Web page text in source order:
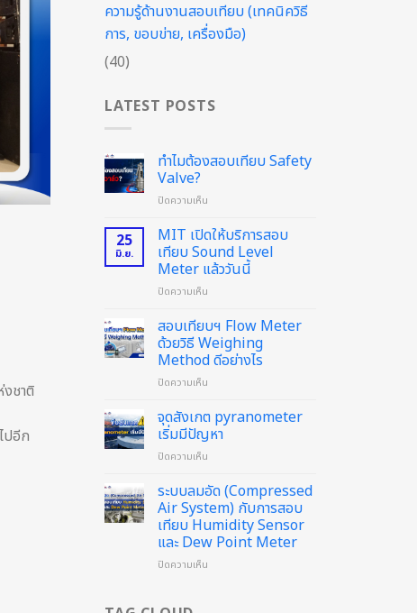
ชาติ
ปอีก
ความรู้ด้านงานสอบเทียบ (เทคนิควิธี
การ, ขอบข่าย, เครื่องมือ)
(40)
LATEST POSTS
ทำไมต้องสอบเทียบ Safety
Valve?
ปิดความเห็น
ต้อง
สอบ
เทียบ
Safety
25
มิ.ย.
MIT เปิดให้บริการสอบ
เทียบ Sound Level
Meter แล้ววันนี้
ปิดความเห็น
เปิด
ให้
บริการ
สอบ
Level
Meter
แล้ว
สอบเทียบฯ Flow Meter
ด้วยวิธี Weighing
Method ดีอย่างไร
ปิดความเห็น
เทียบฯ
Flow
Meter
Weighing
Method
ดี
อย่างไร
จุดสังเกต pyranometer
เริ่มมีปัญหา
ปิดความเห็น
สังเกต
pyranometer
เริ่ม
มี
ปัญหา
ระบบลมอัด (Compressed
Air System) กับการสอบ
เทียบ Humidity Sensor
และ Dew Point Meter
ปิดความเห็น